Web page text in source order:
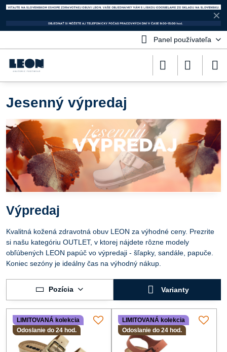
✕
Panel používateľa
Jesenný výpredaj
Výpredaj
Kvalitná kožená zdravotná obuv LEON za výhodné ceny. Prezrite
si našu kategóriu OUTLET, v ktorej nájdete rôzne modely
obľúbených LEON papúč vo výpredaji - šľapky, sandále, papuče.
Koniec sezóny je ideálny čas na výhodný nákup.
Pozícia Varianty
LIMITOVANÁ kolekcia
Odoslanie do 24 hod.
LIMITOVANÁ kolekcia
Odoslanie do 24 hod.